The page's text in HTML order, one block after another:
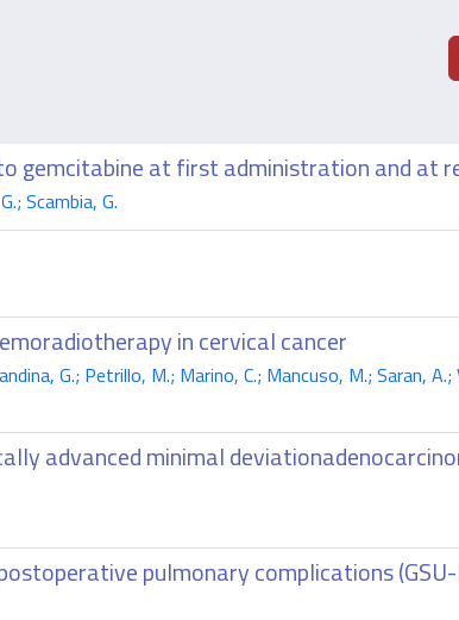
gemcitabine at first administration and at
Scambia, G.
in cervical cancer
G.; Petrillo, M.; Marino, C.; Mancuso, M.; Saran, A.;
advanced minimal
pulmonary complications